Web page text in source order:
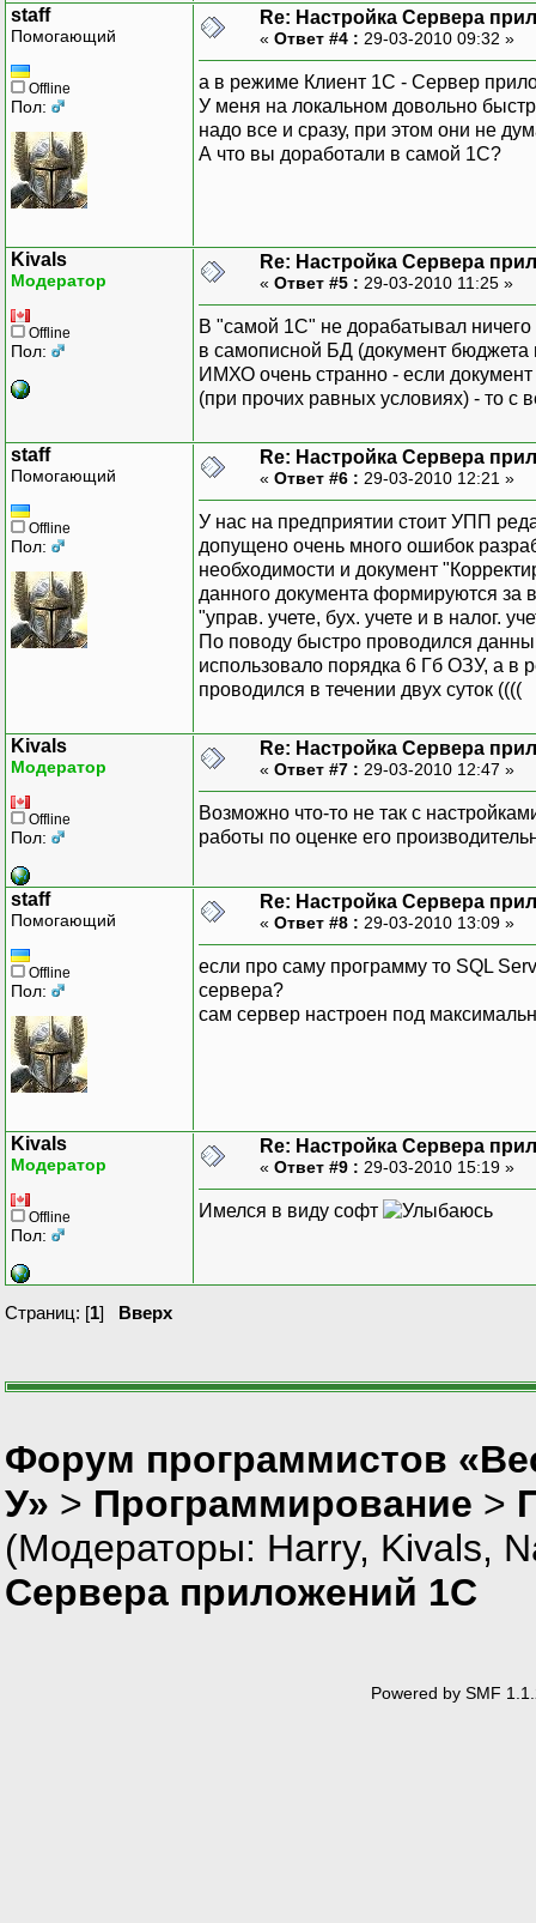
staff
Помогающий
Offline
Пол:
Re: Настройка Сервера
« Ответ #4 : 29-03-2010 09:32 »
а в режиме Клиент 1С - Сервер
У меня на локальном довольно
надо все и сразу, при этом они не
А что вы доработали в самой 1С?
Kivals
Модератор
Offline
Пол:
Re: Настройка Сервера
« Ответ #5 : 29-03-2010 11:25 »
В "самой 1С" не дорабатывал
в самописной БД (документ бюджета
ИМХО очень странно - если
(при прочих равных условиях) - то с
staff
Помогающий
Offline
Пол:
Re: Настройка Сервера
« Ответ #6 : 29-03-2010 12:21 »
У нас на предприятии стоит УПП
допущено очень много ошибок
необходимости и документ
данного документа формируются за
"управ. учете, бух. учете и в налог.
По поводу быстро проводился
использовало порядка 6 Гб ОЗУ, а
проводился в течении двух суток ((((
Kivals
Модератор
Offline
Пол:
Re: Настройка Сервера
« Ответ #7 : 29-03-2010 12:47 »
Возможно что-то не так с
работы по оценке его
staff
Помогающий
Offline
Пол:
Re: Настройка Сервера
« Ответ #8 : 29-03-2010 13:09 »
если про саму программу то SQL
сервера?
сам сервер настроен под
Kivals
Модератор
Offline
Пол:
Re: Настройка Сервера
« Ответ #9 : 29-03-2010 15:19 »
Имелся в виду софт
Страниц: [1] Вверх
Форум программистов
У» > Программирование >
(Модераторы: Harry, Kivals,
Сервера приложений 1С
Powered by SMF